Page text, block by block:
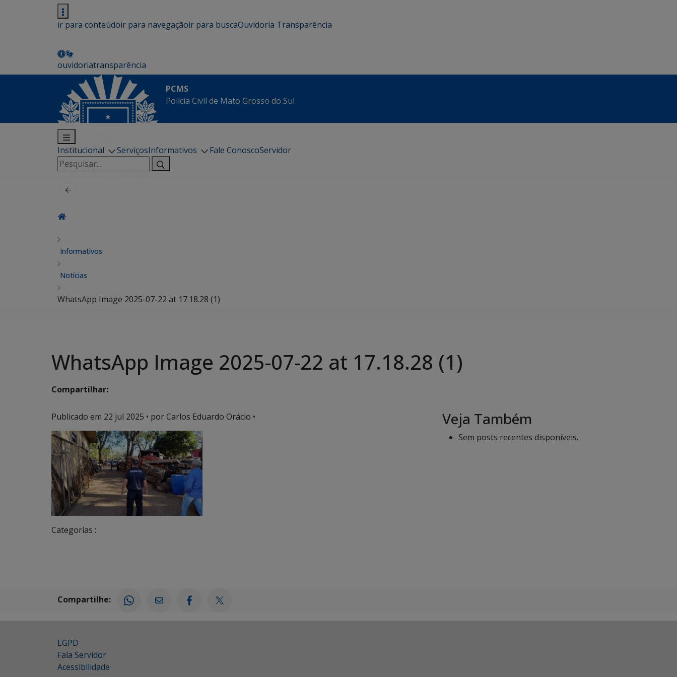
ir para conteúdoir para navegaçãoir para buscaOuvidoria Transparência
ouvidoriatransparência
PCMS
Polícia Civil de Mato Grosso do Sul
Institucional ServiçosInformativos Fale ConoscoServidor
Pesquisar
por:
Informativos
Notícias
WhatsApp Image 2025-07-22 at 17.18.28 (1)
WhatsApp Image 2025-07-22 at 17.18.28 (1)
Compartilhar:
Publicado em 22 jul 2025 • por Carlos Eduardo Orácio •
Categorias :
Veja Também
Sem posts recentes disponíveis.
Compartilhe:
LGPD
Fala Servidor
Acessibilidade